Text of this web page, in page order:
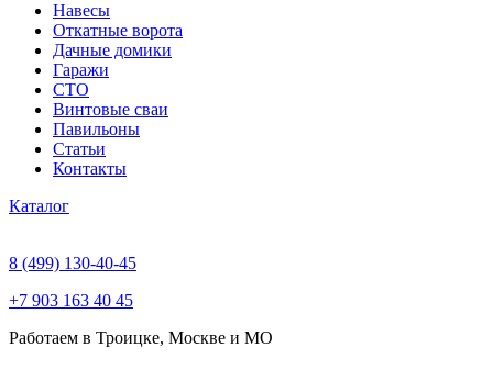
Навесы
Откатные ворота
Дачные домики
Гаражи
СТО
Винтовые сваи
Павильоны
Статьи
Контакты
Каталог
8 (499) 130-40-45
+7 903 163 40 45
Работаем в Троицке, Москве и МО